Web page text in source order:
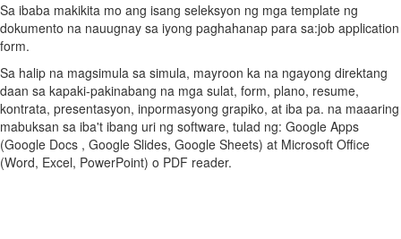
Sa ibaba makikita mo ang isang seleksyon ng mga template ng
dokumento na nauugnay sa iyong paghahanap para sa:job application
form.
Sa halip na magsimula sa simula, mayroon ka na ngayong direktang
daan sa kapaki-pakinabang na mga sulat, form, plano, resume,
kontrata, presentasyon, inpormasyong grapiko, at iba pa. na maaaring
mabuksan sa iba't ibang uri ng software, tulad ng: Google Apps
(Google Docs , Google Slides, Google Sheets) at Microsoft Office
(Word, Excel, PowerPoint) o PDF reader.